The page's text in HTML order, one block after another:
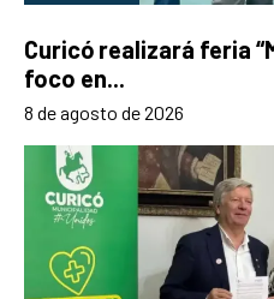
Curicó realizará feria
foco en...
8 de agosto de 2026